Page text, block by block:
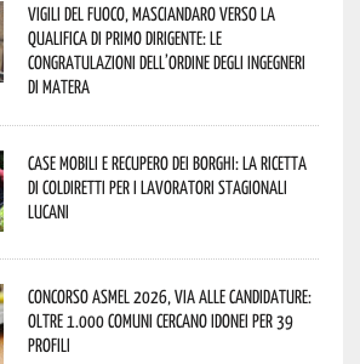
Vigili del Fuoco, Masciandaro verso la
qualifica di Primo Dirigente: le
congratulazioni dell’Ordine degli Ingegneri
di Matera
Case mobili e recupero dei borghi: la ricetta
di Coldiretti per i lavoratori stagionali
lucani
Concorso Asmel 2026, via alle candidature:
oltre 1.000 Comuni cercano idonei per 39
profili